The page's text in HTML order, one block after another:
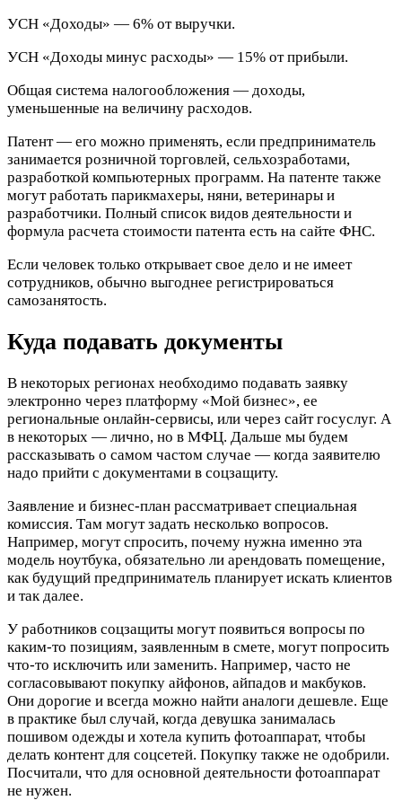
УСН «Доходы» — 6% от выручки.
УСН «Доходы минус расходы» — 15% от прибыли.
Общая система налогообложения — доходы,
уменьшенные на величину расходов.
Патент — его можно применять, если предприниматель
занимается розничной торговлей, сельхозработами,
разработкой компьютерных программ. На патенте также
могут работать парикмахеры, няни, ветеринары и
разработчики. Полный список видов деятельности и
формула расчета стоимости патента есть на сайте ФНС.
Если человек только открывает свое дело и не имеет
сотрудников, обычно выгоднее регистрироваться
самозанятость.
Куда подавать документы
В некоторых регионах необходимо подавать заявку
электронно через платформу «Мой бизнес», ее
региональные онлайн-сервисы, или через сайт госуслуг. А
в некоторых — лично, но в МФЦ. Дальше мы будем
рассказывать о самом частом случае — когда заявителю
надо прийти с документами в соцзащиту.
Заявление и бизнес-план рассматривает специальная
комиссия. Там могут задать несколько вопросов.
Например, могут спросить, почему нужна именно эта
модель ноутбука, обязательно ли арендовать помещение,
как будущий предприниматель планирует искать клиентов
и так далее.
У работников соцзащиты могут появиться вопросы по
каким-то позициям, заявленным в смете, могут попросить
что-то исключить или заменить. Например, часто не
согласовывают покупку айфонов, айпадов и макбуков.
Они дорогие и всегда можно найти аналоги дешевле. Еще
в практике был случай, когда девушка занималась
пошивом одежды и хотела купить фотоаппарат, чтобы
делать контент для соцсетей. Покупку также не одобрили.
Посчитали, что для основной деятельности фотоаппарат
не нужен.